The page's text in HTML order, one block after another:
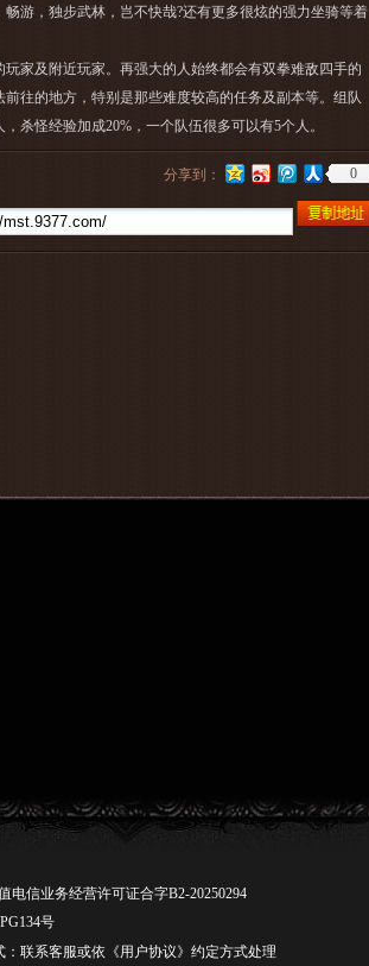
游，独步武林，岂不快哉?还有更多很炫的强力坐骑等着
家及附近玩家。再强大的人始终都会有双拳难敌四手的
往的地方，特别是那些难度较高的任务及副本等。组队
杀怪经验加成20%，一个队伍很多可以有5个人。
分享到： 0
电信业务经营许可证合字B2-20250294
号
：联系客服或依《用户协议》约定方式处理